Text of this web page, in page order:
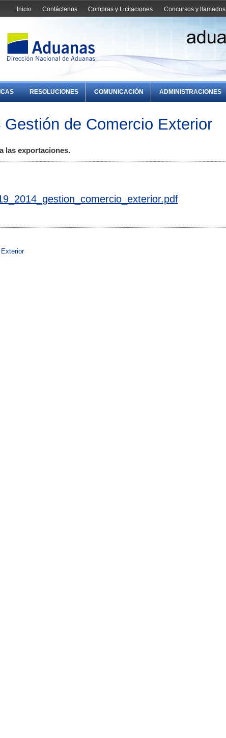
Concursos y llamados
Compras y Licitaciones
Contáctenos
Inicio
RESOLUCIONES COMUNICACIÓN ADMINISTRACIONES
de Comercio Exterior
las exportaciones.